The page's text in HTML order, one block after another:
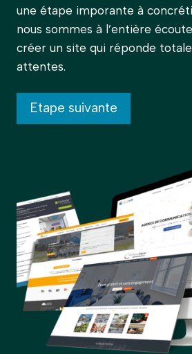
une étape imporante à
nous sommes à l’entière
créer un site qui réponde
attentes.
Etape suivante